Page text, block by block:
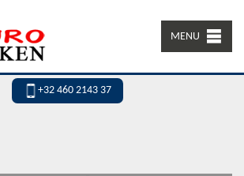
MENU
+32 460 2143 37